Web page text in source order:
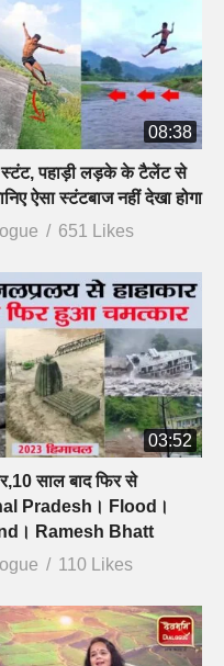
08:38
स्टंट, पहाड़ी लड़के के टैलेंट से
ऐसा स्टंटबाज नहीं देखा होगा
651 Likes
03:52
साल बाद फिर से
Pradesh। Flood।
Ramesh Bhatt
110 Likes